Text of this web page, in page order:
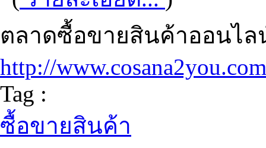
ตลาดซื้อขายสินค้าออนไ
http://www.cosana2you.com
Tag :
ซื้อขายสินค้า